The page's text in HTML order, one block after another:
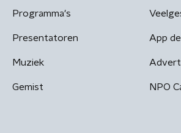
Programma's
Presentatoren
Muziek
Gemist
App
NPO